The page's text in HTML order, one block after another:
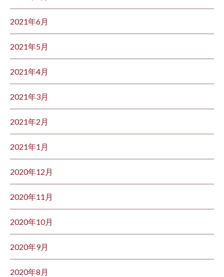
2021年6月
2021年5月
2021年4月
2021年3月
2021年2月
2021年1月
2020年12月
2020年11月
2020年10月
2020年9月
2020年8月